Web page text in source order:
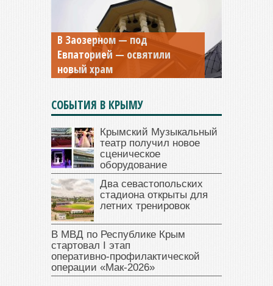
В Заозерном — под
Евпаторией — освятили
новый храм
Мужской монастырь Косьмы
и Дамиана в Крыму вновь
открыт для посещения
СОБЫТИЯ В КРЫМУ
Крымский Музыкальный
театр получил новое
сценическое
оборудование
Два севастопольских
стадиона открыты для
летних тренировок
В МВД по Республике Крым
стартовал I этап
оперативно‑профилактической
операции «Мак‑2026»